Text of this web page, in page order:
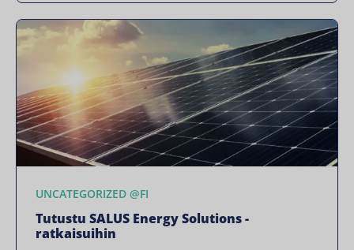
UNCATEGORIZED @FI
Tutustu SALUS Energy Solutions -
ratkaisuihin